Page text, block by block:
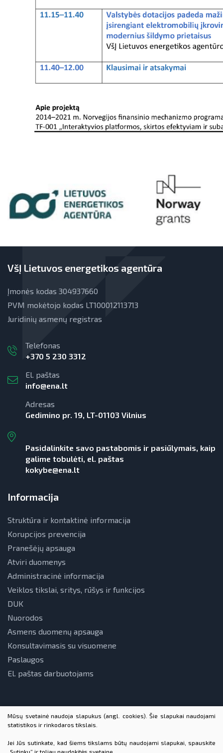
VšĮ Lietuvos energetikos agentūra
Įmonės kodas 304937660
PVM mokėtojo kodas LT100012113713
Juridinių asmenų registras
Telefonas
+370 5 230 3312
El. paštas
info@ena.lt
Adresas
Gedimino pr. 19, LT-01103 Vilnius
Pasidalinkite savo pastabomis ir pasiūlymais, kaip
galime tobulėti, el. paštas
kokybe@ena.lt
Informacija
Struktūra ir kontaktinė informacija
Korupcijos prevencija
Pranešėjų apsauga
Atviri duomenys
Administracinė informacija
Veiklos tikslai, sritys, rūšys ir funkcijos
DUK
Nuorodos
Asmens duomenų apsauga
Konsultavimasis su visuomene
Paslaugos
El. paštas darbuotojams
Mūsų svetainė naudoja slapukus (angl. cookies). Šie slapukai naudojami
statistikos ir rinkodaros tikslais.
Jei Jūs sutinkate, kad šiems tikslams būtų naudojami slapukai, spauskite
„Sutinku“ ir toliau naudokitės svetaine.